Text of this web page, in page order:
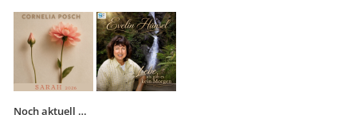
Noch aktuell …